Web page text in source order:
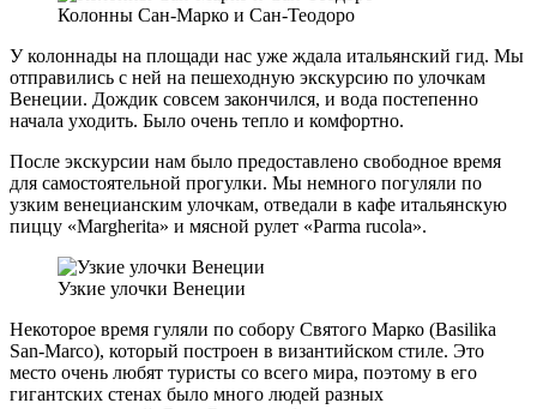
Колонны Сан-Марко и Сан-Теодоро
У колоннады на площади нас уже ждала итальянский гид. Мы
отправились с ней на пешеходную экскурсию по улочкам
Венеции. Дождик совсем закончился, и вода постепенно
начала уходить. Было очень тепло и комфортно.
После экскурсии нам было предоставлено свободное время
для самостоятельной прогулки. Мы немного погуляли по
узким венецианским улочкам, отведали в кафе итальянскую
пиццу «Margherita» и мясной рулет «Parma rucola».
Узкие улочки Венеции
Некоторое время гуляли по собору Святого Марко (Basilika
San-Marco), который построен в византийском стиле. Это
место очень любят туристы со всего мира, поэтому в его
гигантских стенах было много людей разных